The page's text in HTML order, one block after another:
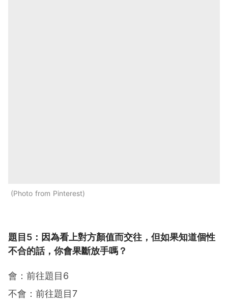
Photo from Pinterest
題目5：因為看上對方顏值而交往，但如果知道個性
不合的話，你會果斷放手嗎？
會：前往題目6
不會：前往題目7